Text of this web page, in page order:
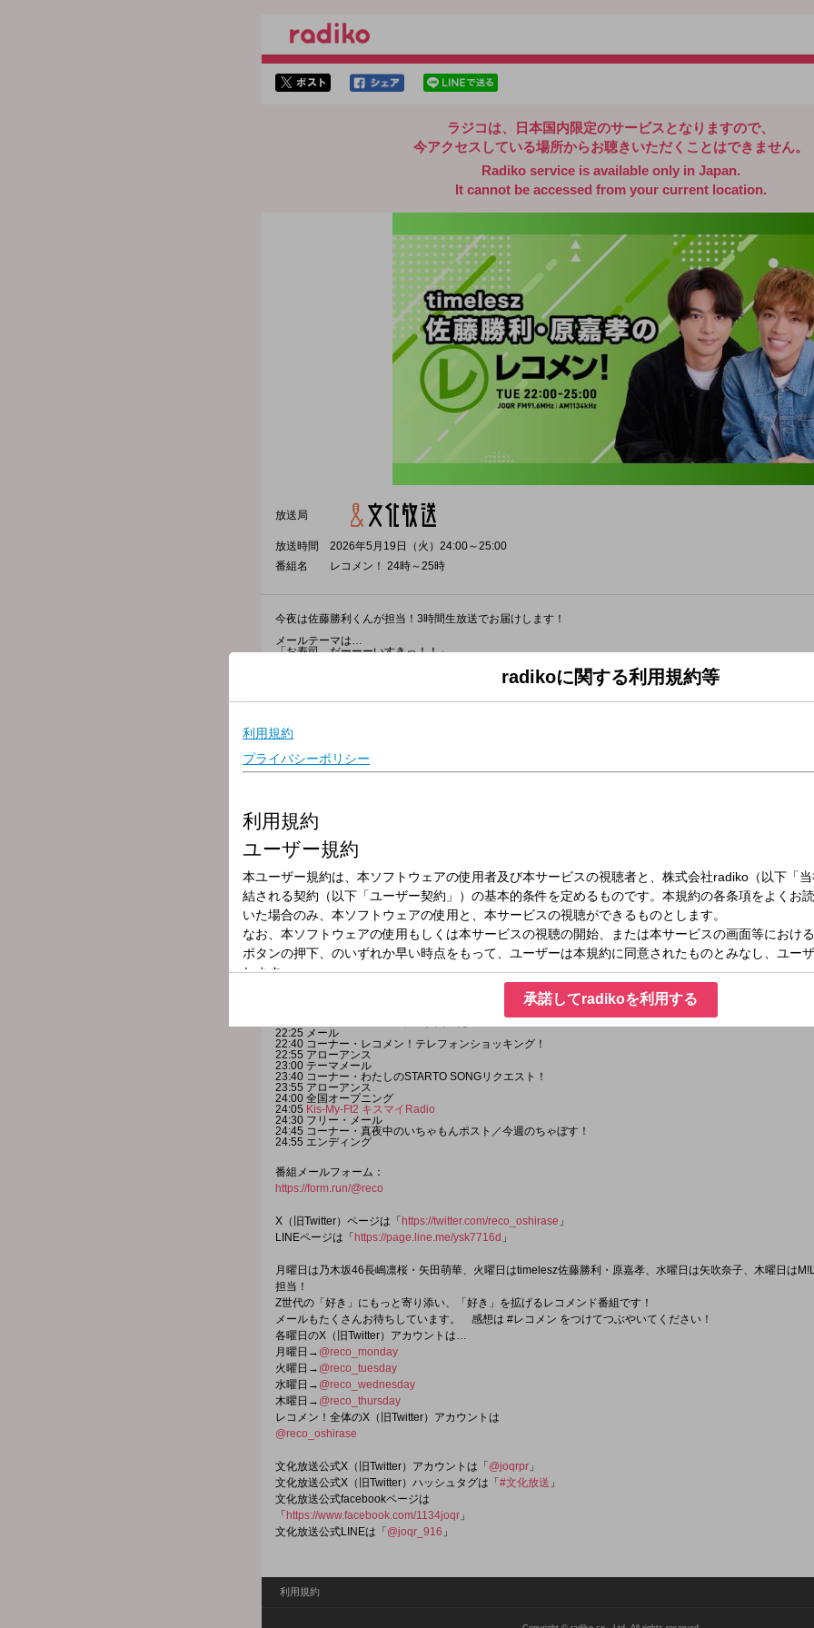
ラジコは、日本国内限定のサービスとなりますので、
今アクセスしている場所からお聴きいただくことはできません。
Radiko service is available only in Japan.
It cannot be accessed from your current location.
放送局
放送時間
2026年5月19日（火）24:00～25:00
番組名
レコメン！ 24時～25時
今夜は佐藤勝利くんが担当！3時間生放送でお届けします！
メールテーマは…
「お寿司、だーーーいすきっ！！」
これまでトラック、チョコミントなど様々な「これで3時間行けるか？」というテーマでお送りしてきた佐藤
今回のテーマは、みんな大好き「お寿司」です！
前回の放送で勝利くん自ら
と言っていたので、このテーマで放送を盛り上げていただきます！
○回転寿司屋さん&回らないお寿司屋さんにまつわる思い出
○家でこんなお寿司作って食べたことあります！
…などなど！お寿司に関することなら、どんなメールでもOKです！
この放送を聴けば、あなたはきっとお寿司が食べたくて仕方なくなる…はず！？
さらに、6月にお送りするスペシャルウィークのお知らせもあります！
どんな企画をお送りするのか…こちらもお楽しみに！！
24時05分ごろからは、『Kis-My-Ft2 キスマイRadio』をお届けします。
※現在募集中のメッセージを
メールで送る場合の宛先は⇒reco@joqr.net
応募フォームから送る場合は⇒ https://form.run/@reco
番組HP ⇒「
レコメン！
」
番組X（旧Twitter）⇒「@reco_tuesday」「@reco_oshirase」
ハッシュタグ⇒「
22:25 メール
22:40 コーナー・レコメン！テレフォンショッキング！
22:55 アローアンス
23:00 テーマメール
23:40 コーナー・わたしのSTARTO SONGリクエスト！
23:55 アローアンス
24:00 全国オープニング
24:05 Kis-My-Ft2 キスマイRadio
24:30 フリー・メール
24:45 コーナー・真夜中のいちゃもんポスト／今週のちゃぼす！
24:55 エンディング
番組メールフォーム：
https://form.run/@reco
X（旧Twitter）ページは「 https://twitter.com/reco_oshirase 」
LINEページは「 https://page.line.me/ysk7716d 」
月曜日は乃木坂46長嶋凛桜・矢田萌華、火曜日はtimelesz佐藤勝利・原嘉孝、水曜日は矢吹奈子、木曜日は
担当！
Z世代の「好き」にもっと寄り添い、「好き」を拡げるレコメンド番組です！
メールもたくさんお待ちしています。 感想は #レコメン をつけてつぶやいてください！
各曜日のX（旧Twitter）アカウントは…
月曜日→ @reco_monday
火曜日→ @reco_tuesday
水曜日→ @reco_wednesday
木曜日→ @reco_thursday
レコメン！全体のX（旧Twitter）アカウントは
@reco_oshirase
文化放送公式X（旧Twitter）アカウントは「 @joqrpr 」
文化放送公式X（旧Twitter）ハッシュタグは「 #文化放送 」
文化放送公式facebookページは
「 https://www.facebook.com/1134joqr 」
文化放送公式LINEは「 @joqr_916 」
利用規約
radikoに関する利用規約等
承諾してradikoを利用する